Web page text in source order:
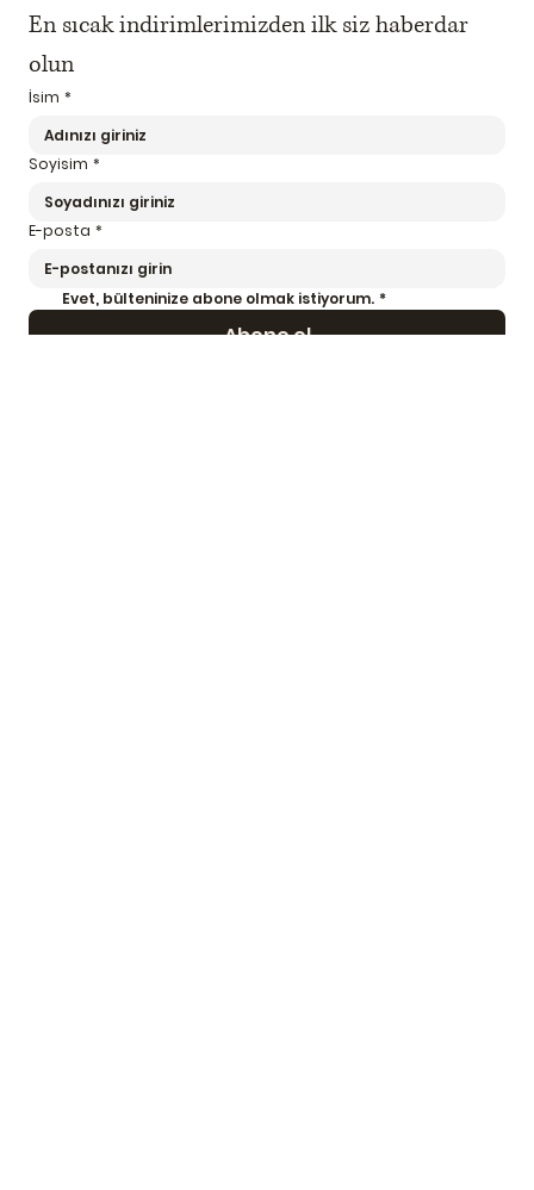
En sıcak indirimlerimizden ilk siz haberdar
olun
İsim *
Soyisim *
E-posta *
Evet, bülteninize abone olmak istiyorum. *
Abone ol